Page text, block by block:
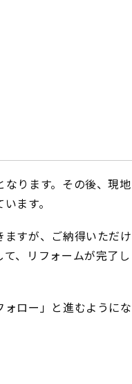
ります。その後、現地
ます。
すが、ご納得いただけ
、リフォームが完了し
ロー」と進むようにな